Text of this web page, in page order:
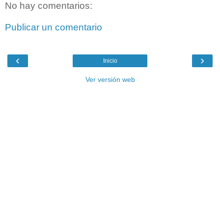
No hay comentarios:
Publicar un comentario
‹ ›
Inicio
Ver versión web